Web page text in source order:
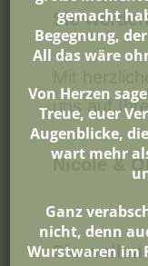
Sie
uns auf
Nicole &
Sie wollen
gemacht
Begegnung,
All das wäre
Von Herzen
Treue, euer
Augenblicke,
wart mehr
Ganz
nicht, denn
Wurstwaren im